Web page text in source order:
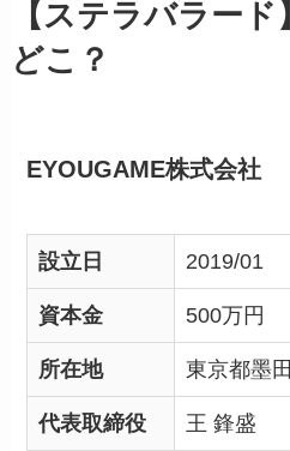
【ステラバラー
どこ？
EYOUGAME株式会社
設立日 2019/01
資本金 500万円
所在地 東京都墨
代表取締役 王 鋒盛